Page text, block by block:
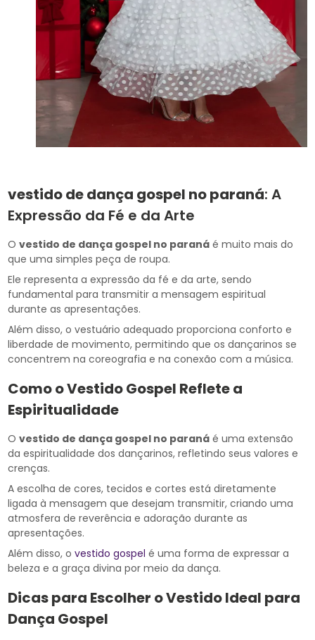
vestido de dança gospel no paraná: A
Expressão da Fé e da Arte
Ovestido de dança gospel no paraná é muito mais do
que uma simples peça de roupa.
Ele representa a expressão da fé e da arte, sendo
fundamental para transmitir a mensagem espiritual
durante as apresentações.
Além disso, o vestuário adequado proporciona conforto e
liberdade de movimento, permitindo que os dançarinos se
concentrem na coreografia e na conexão com a música.
Como o Vestido Gospel Reflete a
Espiritualidade
Ovestido de dança gospel no paraná é uma extensão
da espiritualidade dos dançarinos, refletindo seus valores e
crenças.
A escolha de cores, tecidos e cortes está diretamente
ligada à mensagem que desejam transmitir, criando uma
atmosfera de reverência e adoração durante as
apresentações.
Além disso, ovestido gospel é uma forma de expressar a
beleza e a graça divina por meio da dança.
Dicas para Escolher o Vestido Ideal para
Dança Gospel